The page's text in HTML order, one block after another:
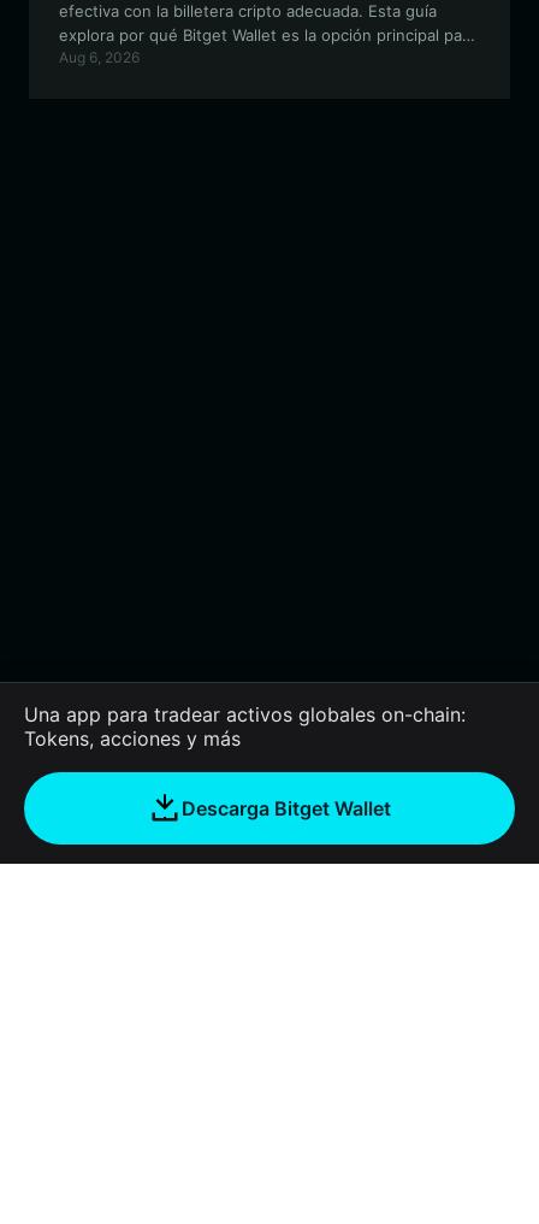
efectiva con la billetera cripto adecuada. Esta guía
explora por qué Bitget Wallet es la opción principal para
navegar el ecosistema de Solana, asegurando que tu
Aug 6, 2026
Una app para tradear activos globales on-chain:
Tokens, acciones y más
Descarga Bitget Wallet